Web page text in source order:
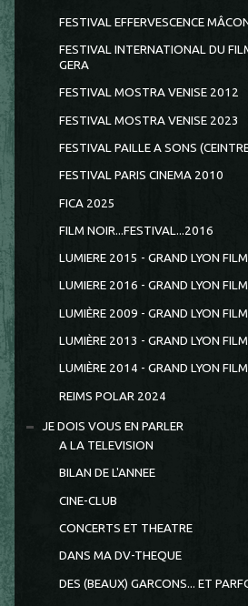
FESTIVAL EFFERVESCENCE
FESTIVAL INTERNATIONAL DU
GERA
FESTIVAL MOSTRA VENISE 2012
FESTIVAL MOSTRA VENISE 2023
FESTIVAL PAILLE A SONS
FESTIVAL PARIS CINEMA 2010
FICA 2025
FILM NOIR...FESTIVAL...2016
LUMIERE 2015 - GRAND LYON
LUMIERE 2016 - GRAND LYON
LUMIÈRE 2009 - GRAND LYON
LUMIÈRE 2013 - GRAND LYON
LUMIÈRE 2014 - GRAND LYON
REIMS POLAR 2024
JE DOIS VOUS EN PARLER
A LA TELEVISION
BILAN DE L'ANNEE
CINE-CLUB
CONCERTS ET THEATRE
DANS MA DV-THEQUE
DES (BEAUX) GARCONS... ET